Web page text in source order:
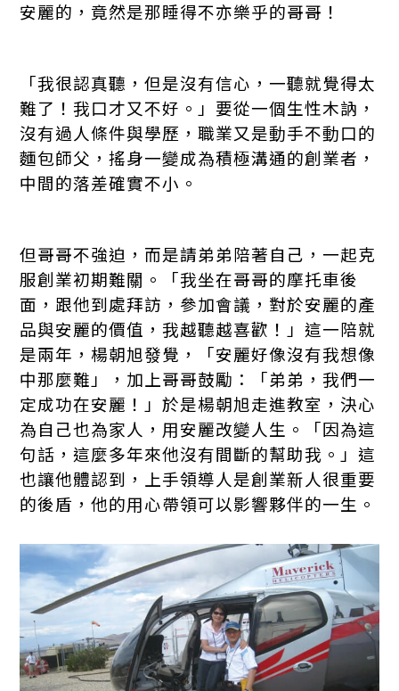
安麗的，竟然是那睡得不亦樂乎的哥哥！
「我很認真聽，但是沒有信心，一聽就覺得太
難了！我口才又不好。」要從一個生性木訥，
沒有過人條件與學歷，職業又是動手不動口的
麵包師父，搖身一變成為積極溝通的創業者，
中間的落差確實不小。
但哥哥不強迫，而是請弟弟陪著自己，一起克
服創業初期難關。「我坐在哥哥的摩托車後
面，跟他到處拜訪，參加會議，對於安麗的產
品與安麗的價值，我越聽越喜歡！」這一陪就
是兩年，楊朝旭發覺，「安麗好像沒有我想像
中那麼難」，加上哥哥鼓勵：「弟弟，我們一
定成功在安麗！」於是楊朝旭走進教室，決心
為自己也為家人，用安麗改變人生。「因為這
句話，這麼多年來他沒有間斷的幫助我。」這
也讓他體認到，上手領導人是創業新人很重要
的後盾，他的用心帶領可以影響夥伴的一生。